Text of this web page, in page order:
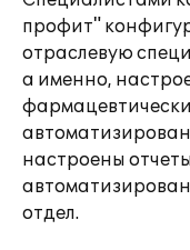
профит"
отраслевую
а именно,
настроены
отдел.